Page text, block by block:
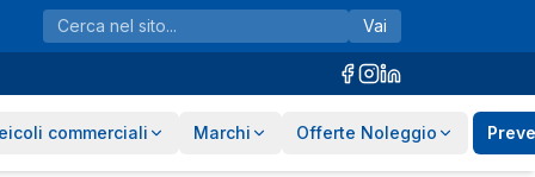
Vai
commerciali Marchi Offerte Noleggio